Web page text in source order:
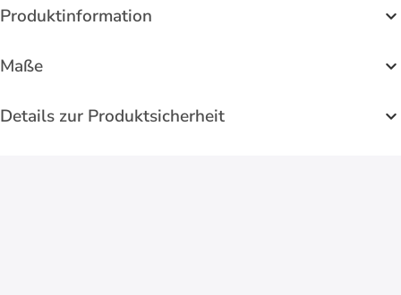
Produktinformation
Maße
Details zur Produktsicherheit